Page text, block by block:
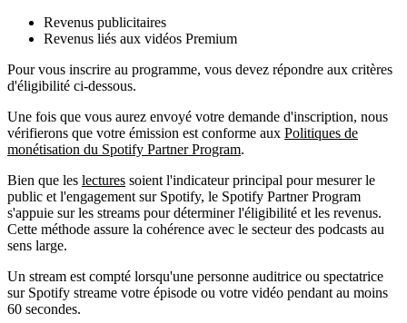
Revenus publicitaires
Revenus liés aux vidéos Premium
Pour vous inscrire au programme, vous devez répondre aux critères
d'éligibilité ci-dessous.
Une fois que vous aurez envoyé votre demande d'inscription, nous
vérifierons que votre émission est conforme aux Politiques de
monétisation du Spotify Partner Program.
Bien que les lectures soient l'indicateur principal pour mesurer le
public et l'engagement sur Spotify, le Spotify Partner Program
s'appuie sur les streams pour déterminer l'éligibilité et les revenus.
Cette méthode assure la cohérence avec le secteur des podcasts au
sens large.
Un stream est compté lorsqu'une personne auditrice ou spectatrice
sur Spotify streame votre épisode ou votre vidéo pendant au moins
60 secondes.